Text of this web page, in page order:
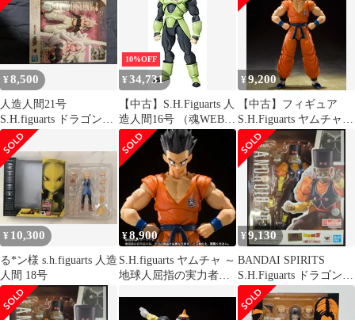
¥8,500
人造人間21号
S.H.figuarts ドラゴンボ
ール フィギュア
10%OFF
¥34,731
【中古】S.H.Figuarts 人
造人間16号 （魂WEB商
店限定）
¥9,200
【中古】フィギュア
S.H.Figuarts ヤムチャ -
地球人屈指の実力者-
「ドラゴンボールZ」
魂ウェブ商店限定
¥ 10,300
る*ン様 s.h.figuarts 人造
人間 18号
¥8,900
S.H.figuarts ヤムチャ ～
地球人屈指の実力者
¥9,130
BANDAI SPIRITS
S.H.Figuarts ドラゴンボ
ールZ 【人造人間20
号/ANDROID 20】